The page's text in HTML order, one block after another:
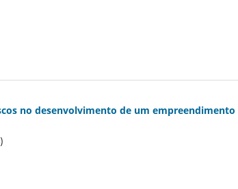
no desenvolvimento de um